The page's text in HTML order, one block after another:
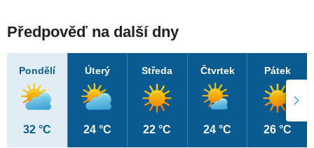
Předpověď na další dny
Pondělí
32 °C
Úterý
24 °C
Středa
22 °C
Čtvrtek
24 °C
Pátek
26 °C